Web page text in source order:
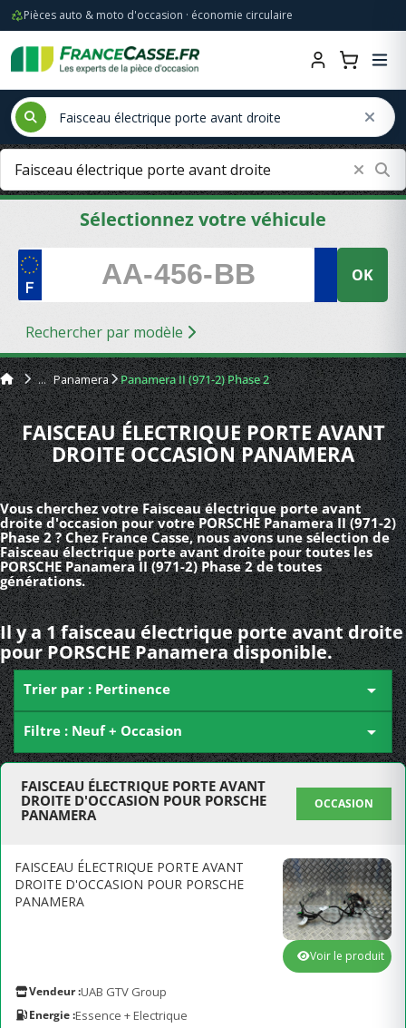
Pièces auto & moto d'occasion · économie circulaire
Sélectionnez votre véhicule
OK
Rechercher par modèle
Panamera Panamera II (971-2) Phase 2
FAISCEAU ÉLECTRIQUE PORTE AVANT
DROITE OCCASION PANAMERA
Vous cherchez votre Faisceau électrique porte avant
droite d'occasion pour votre PORSCHE Panamera II (971-2)
Phase 2 ? Chez France Casse, nous avons une sélection de
Faisceau électrique porte avant droite pour toutes les
PORSCHE Panamera II (971-2) Phase 2 de toutes
générations.
Il y a 1 faisceau électrique porte avant droite
pour PORSCHE Panamera disponible.
Trier par : Pertinence 
Filtre : Neuf + Occasion 
FAISCEAU ÉLECTRIQUE PORTE AVANT
DROITE D'OCCASION POUR PORSCHE
PANAMERA
OCCASION
FAISCEAU ÉLECTRIQUE PORTE AVANT
DROITE D'OCCASION POUR PORSCHE
PANAMERA
Vendeur :UAB GTV Group
Energie :Essence + Electrique
Voir le produit